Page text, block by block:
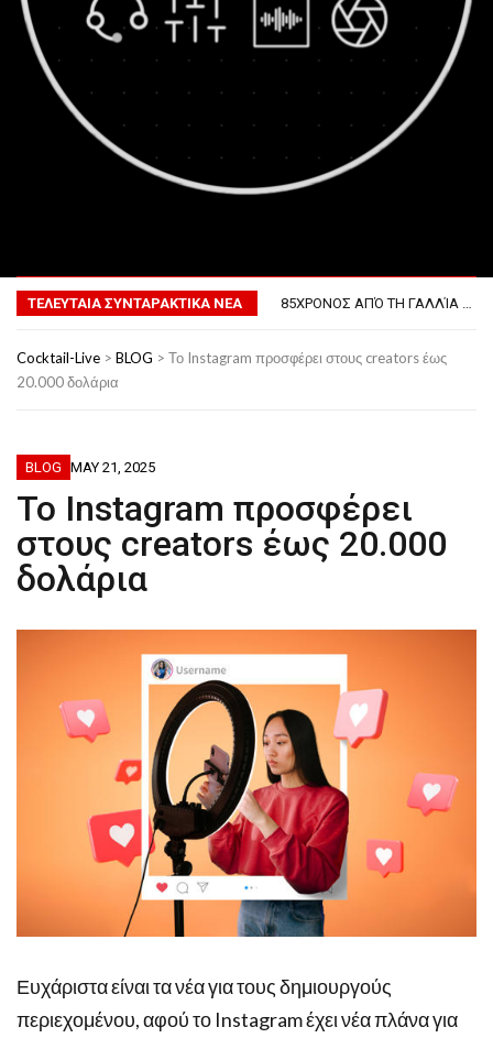
ΤΕΛΕΥΤΑΙΑ ΣΥΝΤΑΡΑΚΤΙΚΑ ΝΕΑ
ΣΚΗΝΟΘΈΤΗΣΕ ΤΗΝ ΚΛΟΠΉ ΤΟΥ ΑΥΤΟΚΙΝΉΤΟΥ ΤΟΥ ΓΙΑ ΝΑ ΑΠΟΦΎΓΕΙ ΨΏΝΙΑ ΜΕ ΤΗ ΣΎΖΥΓΟ!
Cocktail-Live > BLOG > Το Instagram προσφέρει στους creators έως
20.000 δολάρια
BLOG MAY 21, 2025
Το Instagram προσφέρει
στους creators έως 20.000
δολάρια
Ευχάριστα είναι τα νέα για τους δημιουργούς
περιεχομένου, αφού το Instagram έχει νέα πλάνα για